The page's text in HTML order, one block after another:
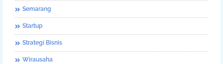
Semarang
Startup
Strategi Bisnis
Wirausaha